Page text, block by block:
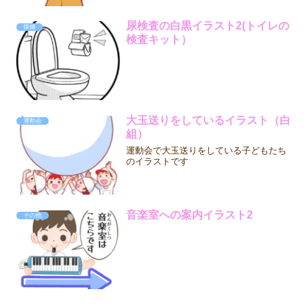
保健
尿検査の白黒イラスト2(トイレの
検査キット）
運動会
大玉送りをしているイラスト（白
組）
運動会で大玉送りをしている子どもたち
のイラストです
その他 音楽室への案内イラスト2